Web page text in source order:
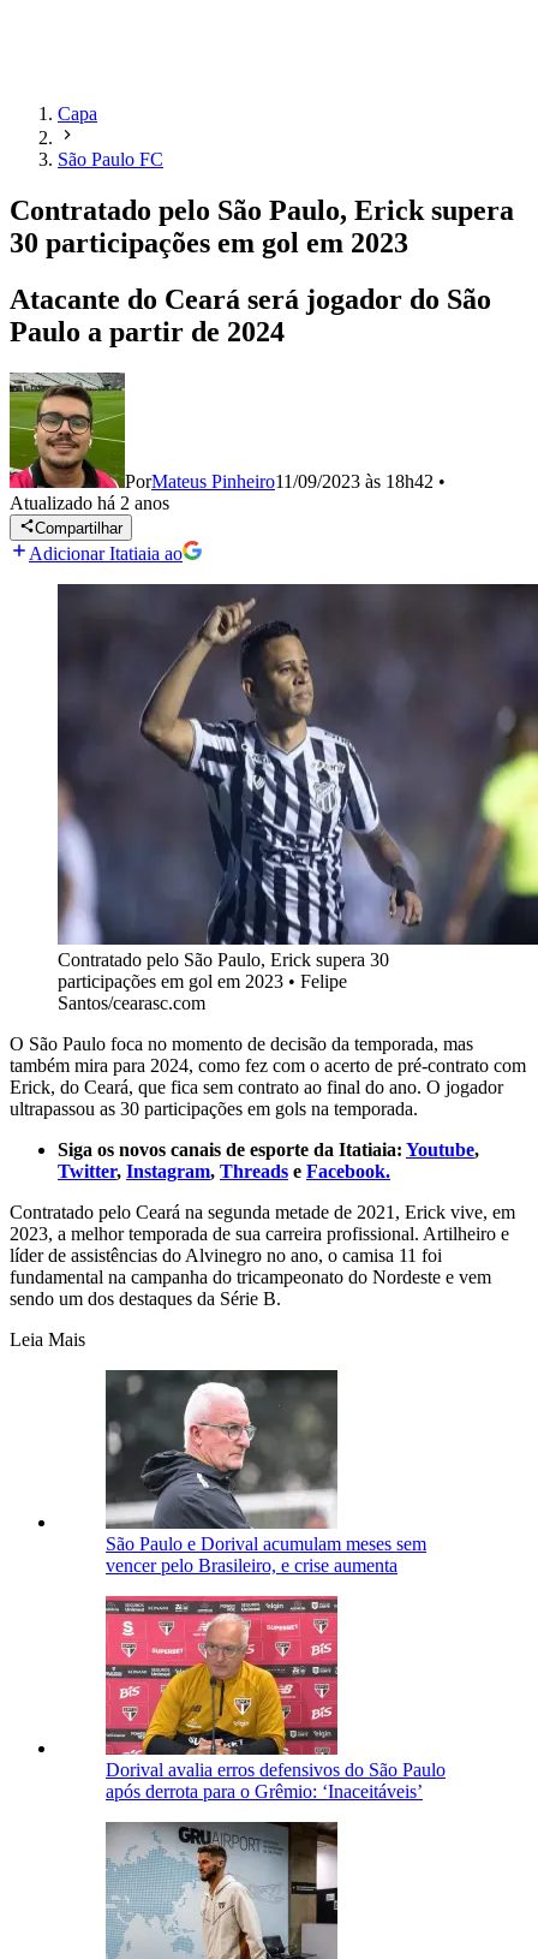
Capa
São Paulo FC
Contratado pelo São Paulo, Erick supera
30 participações em gol em 2023
Atacante do Ceará será jogador do São
Paulo a partir de 2024
PorMateus Pinheiro11/09/2023 às 18h42 •
Atualizado há 2 anos
Compartilhar
Adicionar Itatiaia ao
Contratado pelo São Paulo, Erick supera 30
participações em gol em 2023 • Felipe
Santos/cearasc.com
O São Paulo foca no momento de decisão da temporada, mas
também mira para 2024, como fez com o acerto de pré-contrato com
Erick, do Ceará, que fica sem contrato ao final do ano. O jogador
ultrapassou as 30 participações em gols na temporada.
Siga os novos canais de esporte da Itatiaia: Youtube,
Twitter, Instagram, Threads e Facebook.
Contratado pelo Ceará na segunda metade de 2021, Erick vive, em
2023, a melhor temporada de sua carreira profissional. Artilheiro e
líder de assistências do Alvinegro no ano, o camisa 11 foi
fundamental na campanha do tricampeonato do Nordeste e vem
sendo um dos destaques da Série B.
Leia Mais
São Paulo e Dorival acumulam meses sem
vencer pelo Brasileiro, e crise aumenta
Dorival avalia erros defensivos do São Paulo
após derrota para o Grêmio: ‘Inaceitáveis’